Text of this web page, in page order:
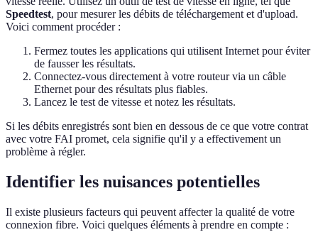
Speedtest, pour mesurer les débits de téléchargement et d'upload.
Voici comment procéder :
Fermez toutes les applications qui utilisent Internet pour éviter
de fausser les résultats.
Connectez-vous directement à votre routeur via un câble
Ethernet pour des résultats plus fiables.
Lancez le test de vitesse et notez les résultats.
Si les débits enregistrés sont bien en dessous de ce que votre contrat
avec votre FAI promet, cela signifie qu'il y a effectivement un
problème à régler.
Identifier les nuisances potentielles
Il existe plusieurs facteurs qui peuvent affecter la qualité de votre
connexion fibre. Voici quelques éléments à prendre en compte :